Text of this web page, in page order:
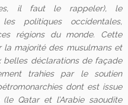
il faut le rappeler), le
politiques occidentales,
régions du monde. Cette
majorité des musulmans et
belles déclarations de façade
trahies par le soutien
dont est issue
(le Qatar et l’Arabie saoudite